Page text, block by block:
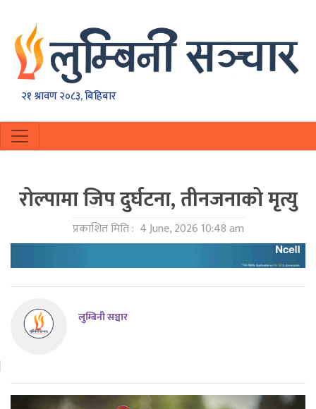
२१ श्रावण २०८३, बिहिबार
रोल्पामा जिप दुर्घटना, तीनजनाको मृत्यु
प्रकाशित मिति : 4 June, 2026 10:48 am
लुम्बिनी सञ्चार